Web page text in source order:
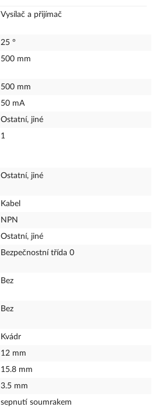
Vysílač a přijímač
25 °
500 mm
500 mm
50 mA
Ostatní, jiné
1
Ostatní, jiné
Kabel
NPN
Ostatní, jiné
Bezpečnostní třída 0
Bez
Bez
Kvádr
12 mm
15.8 mm
3.5 mm
sepnutí soumrakem